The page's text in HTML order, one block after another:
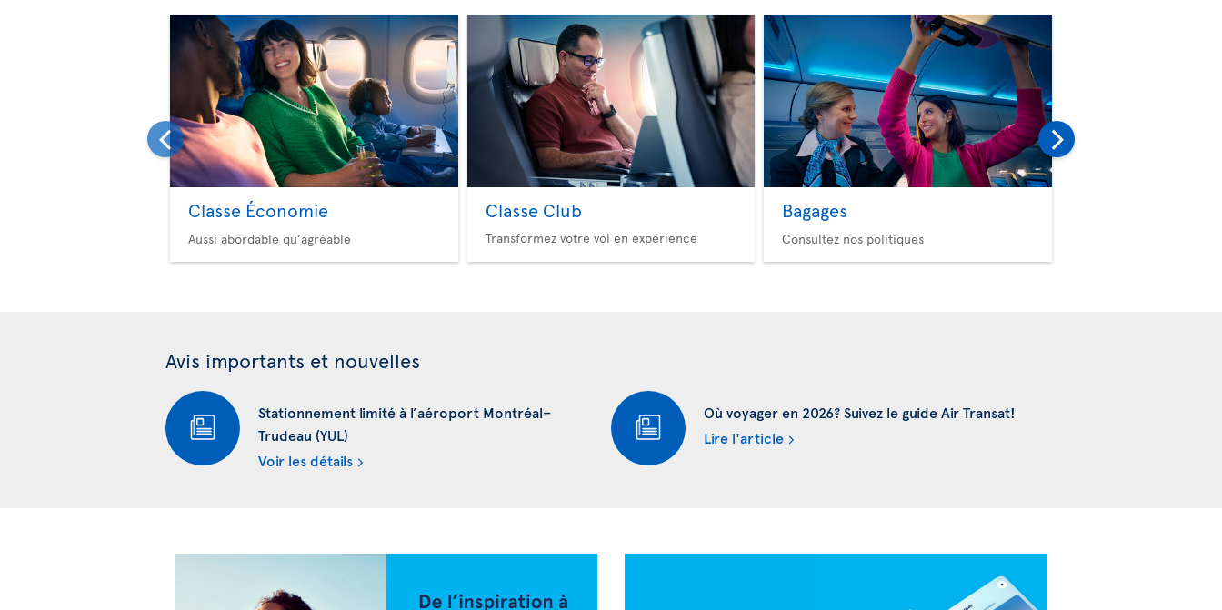
Classe Économie
Aussi abordable qu’agréable
Classe Club
Transformez votre vol en expérience
Bagages
Consultez nos politiques
Avis importants et nouvelles
Stationnement limité à l’aéroport Montréal–
Trudeau (YUL)
Voir les détails
Où voyager en 2026? Suivez le guide Air Transat!
Lire l'article